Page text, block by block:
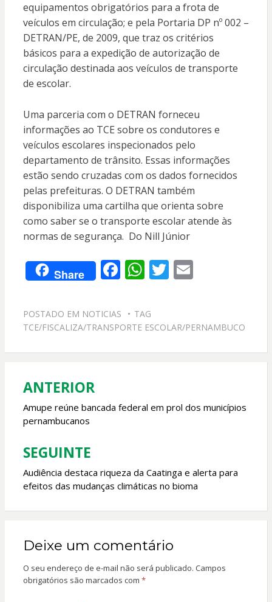
equipamentos obrigatórios para a frota de
veículos em circulação; e pela Portaria DP nº 002 –
DETRAN/PE, de 2009, que traz os critérios
básicos para a expedição de autorização de
circulação destinada aos veículos de transporte
de escolar.
Uma parceria com o DETRAN forneceu
informações ao TCE sobre os condutores e
veículos escolares inspecionados pelo
departamento de trânsito. Essas informações
estão sendo cruzadas com os dados fornecidos
pelas prefeituras. O DETRAN também
disponibiliza uma cartilha que orienta sobre
como saber se o transporte escolar atende às
normas de segurança. Do Nill Júnior
Share F
e
b
o
W
at
s
A
T
er
E
l
POSTADO EM NOTICIAS
TAG
TCE/FISCALIZA/TRANSPORTE ESCOLAR/PERNAMBUCO
Navegação
de
Post
ANTERIOR
Amupe reúne bancada federal em prol dos municípios
pernambucanos
SEGUINTE
Audiência destaca riqueza da Caatinga e alerta para
efeitos das mudanças climáticas no bioma
Deixe um comentário
O seu endereço de e-mail não será publicado. Campos
obrigatórios são marcados com *